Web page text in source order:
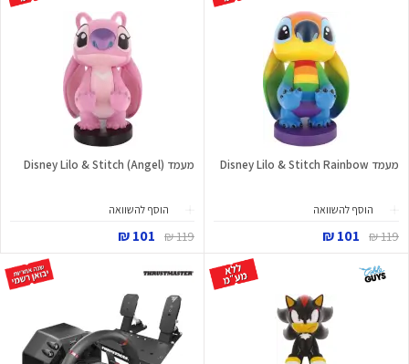
מעמד Disney Lilo & Stitch Rainbow
הוסף להשוואה
119 ₪
101 ₪
מעמד Disney Lilo & Stitch (Angel)
הוסף להשוואה
119 ₪
101 ₪